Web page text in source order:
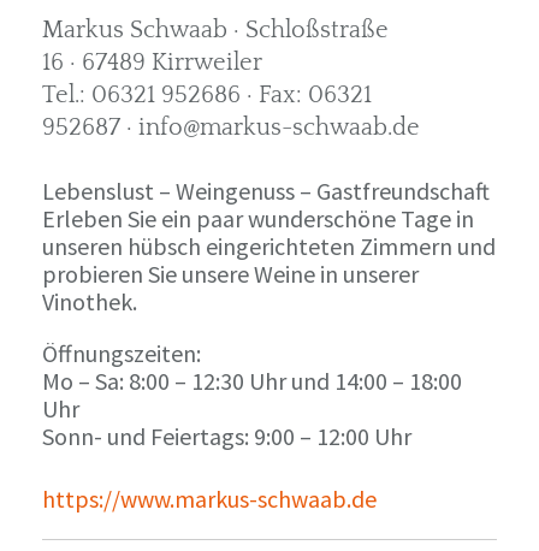
Markus Schwaab · Schloßstraße
16 · 67489 Kirrweiler
Tel.: 06321 952686 · Fax: 06321
952687 · info@markus-schwaab.de
Lebenslust – Weingenuss – Gastfreundschaft
Erleben Sie ein paar wunderschöne Tage in
unseren hübsch eingerichteten Zimmern und
probieren Sie unsere Weine in unserer
Vinothek.
Öffnungszeiten:
Mo – Sa: 8:00 – 12:30 Uhr und 14:00 – 18:00
Uhr
Sonn- und Feiertags: 9:00 – 12:00 Uhr
https://www.markus-schwaab.de